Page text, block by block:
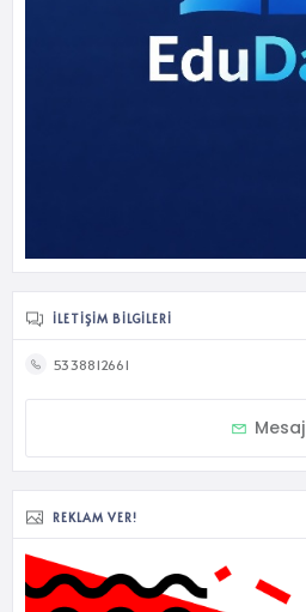
İLETIŞIM BILGILERI
5338812661
Mesaj
REKLAM VER!